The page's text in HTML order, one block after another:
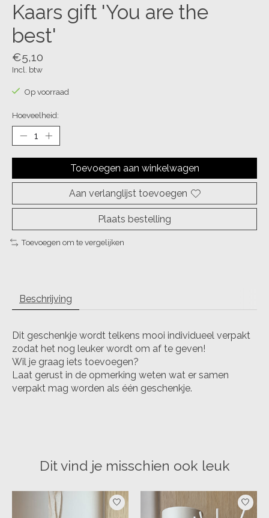
Kaars gift 'You are the
best'
€5,10
Incl. btw
Op voorraad
Hoeveelheid:
Toevoegen aan winkelwagen
Aan verlanglijst toevoegen
Plaats bestelling
Toevoegen om te vergelijken
Beschrijving
Dit geschenkje wordt telkens mooi individueel verpakt
zodat het nog leuker wordt om af te geven!
Wil je graag iets toevoegen?
Laat gerust in de opmerking weten wat er samen
verpakt mag worden als één geschenkje.
Dit vind je misschien ook leuk
Items van productcarrousel